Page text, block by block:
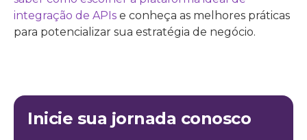
integração de APIs e conheça as melhores práticas
para potencializar sua estratégia de negócio.
Inicie sua jornada conosco